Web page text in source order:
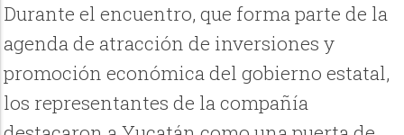
Durante el encuentro, que forma parte de la
agenda de atracción de inversiones y
promoción económica del gobierno estatal,
los representantes de la compañía